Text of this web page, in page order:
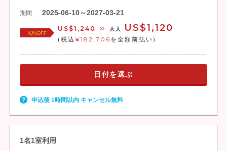
期間 2025-06-10～2027-03-21
10%OFF
US$1,240 大人 US$1,120
(税込 ¥182,706 を全額前払い)
日付を選ぶ
申込後 1時間以内 キャンセル無料
1名1室利用